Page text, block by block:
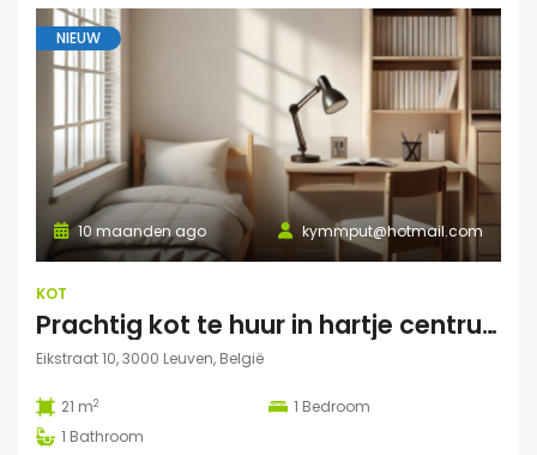
NIEUW
kymmput@hotmail.com
10 maanden ago
KOT
Prachtig kot te huur in hartje centrum Leuven
Eikstraat 10, 3000 Leuven, België
21 m2 1 Bedroom
1 Bathroom